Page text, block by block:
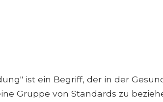
ist ein Begriff, der in der
Gruppe von Standards zu